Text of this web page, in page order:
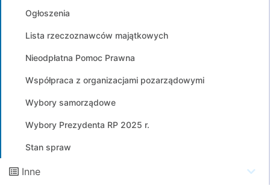
Ogłoszenia
Lista rzeczoznawców majątkowych
Nieodpłatna Pomoc Prawna
Współpraca z organizacjami pozarządowymi
Wybory samorządowe
Wybory Prezydenta RP 2025 r.
Stan spraw
Inne